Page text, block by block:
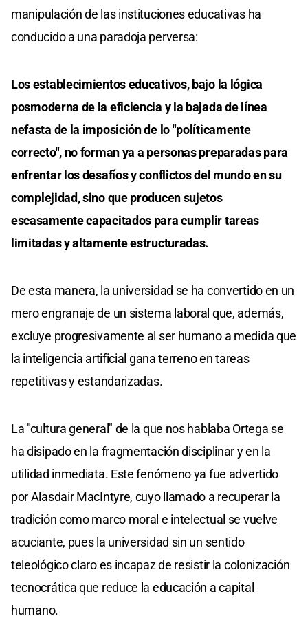
manipulación de las instituciones educativas ha
conducido a una paradoja perversa:
Los establecimientos educativos, bajo la lógica
posmoderna de la eficiencia y la bajada de línea
nefasta de la imposición de lo "políticamente
correcto", no forman ya a personas preparadas para
enfrentar los desafíos y conflictos del mundo en su
complejidad, sino que producen sujetos
escasamente capacitados para cumplir tareas
limitadas y altamente estructuradas.
De esta manera, la universidad se ha convertido en un
mero engranaje de un sistema laboral que, además,
excluye progresivamente al ser humano a medida que
la inteligencia artificial gana terreno en tareas
repetitivas y estandarizadas.
La "cultura general" de la que nos hablaba Ortega se
ha disipado en la fragmentación disciplinar y en la
utilidad inmediata. Este fenómeno ya fue advertido
por Alasdair MacIntyre, cuyo llamado a recuperar la
tradición como marco moral e intelectual se vuelve
acuciante, pues la universidad sin un sentido
teleológico claro es incapaz de resistir la colonización
tecnocrática que reduce la educación a capital
humano.